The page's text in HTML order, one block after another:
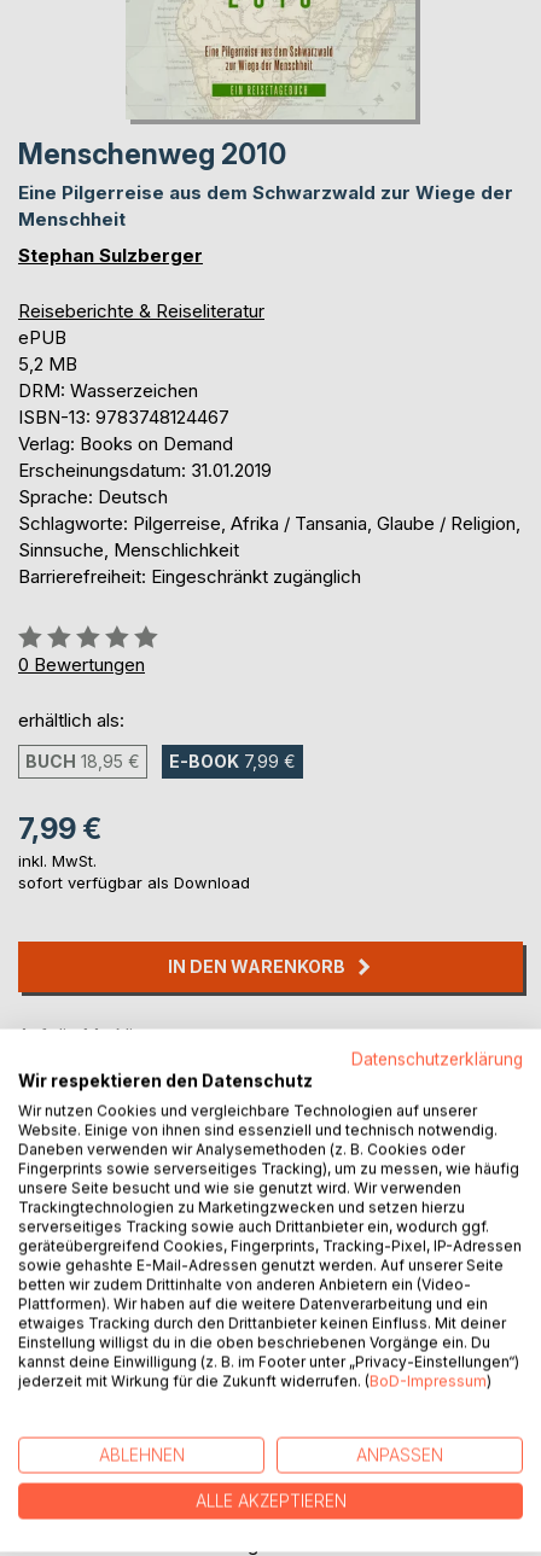
Menschenweg 2010
Eine Pilgerreise aus dem Schwarzwald zur Wiege der
Menschheit
Stephan Sulzberger
Reiseberichte & Reiseliteratur
ePUB
5,2 MB
DRM: Wasserzeichen
ISBN-13: 9783748124467
Verlag: Books on Demand
Erscheinungsdatum: 31.01.2019
Sprache: Deutsch
Schlagworte: Pilgerreise, Afrika / Tansania, Glaube / Religion,
Sinnsuche, Menschlichkeit
Barrierefreiheit: Eingeschränkt zugänglich
Bewertung::
0%
0 Bewertungen
erhältlich als:
BUCH 18,95 € E-BOOK 7,99 €
7,99 €
inkl. MwSt.
sofort verfügbar als Download
IN DEN WARENKORB
Auf die Merkliste
BESCHREIBUNG
Plötzlich stand das Wallfahrtsziel fest: die Oldupai-Schlucht
im Norden Tansanias. Nichts erscheint Stephan Sulzberger
heute sinnvoller, als genau dorthin zu pilgern - zur "Wiege
der Menschheit". Im September 2010 begibt er sich auf
Ort. Sein Weg führt ihn aus Deutschland durch die Schweiz
nach Italien und von dort aus mit der Fähre auf den
afrikanischen Kontinent. Unterwegs plagen ihn nicht nur
Blasen an den Füßen, sondern auch Heimweh und Zweifel
Datenschutzerklärung
Wir respektieren den Datenschutz
Wir nutzen Cookies und vergleichbare Technologien auf unserer
Website. Einige von ihnen sind essenziell und technisch notwendig.
Daneben verwenden wir Analysemethoden (z. B. Cookies oder
Fingerprints sowie serverseitiges Tracking), um zu messen, wie häufig
unsere Seite besucht und wie sie genutzt wird. Wir verwenden
Trackingtechnologien zu Marketingzwecken und setzen hierzu
serverseitiges Tracking sowie auch Drittanbieter ein, wodurch ggf.
geräteübergreifend Cookies, Fingerprints, Tracking-Pixel, IP-Adressen
sowie gehashte E-Mail-Adressen genutzt werden. Auf unserer Seite
betten wir zudem Drittinhalte von anderen Anbietern ein (Video-
Plattformen). Wir haben auf die weitere Datenverarbeitung und ein
etwaiges Tracking durch den Drittanbieter keinen Einfluss. Mit deiner
Einstellung willigst du in die oben beschriebenen Vorgänge ein. Du
kannst deine Einwilligung (z. B. im Footer unter „Privacy-Einstellungen“)
jederzeit mit Wirkung für die Zukunft widerrufen. (BoD-Impressum)
ABLEHNEN ANPASSEN
ALLE AKZEPTIEREN